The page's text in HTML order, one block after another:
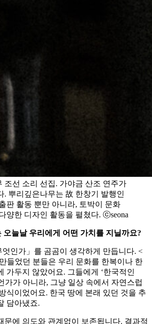
조선 소리 선집. 가야금 산조 연주가
. 뿌리깊은나무는 故 한창기 발행인
판 활동 뿐만 아니라, 토박이 문화
양한 디자인 활동을 펼쳤다. ⓒseona
오늘날 우리에게 어떤 가치를 지닐까요?
엇인가」를 곰곰이 생각하게 만듭니다. <
들었던 분들은 우리 문화를 한복이나 한
가두지 않았어요. 그들에게 ‘한국적인
가가 아니라, 그냥 일상 속에서 자연스럽
식이었어요. 한국 땅에 본래 있던 것을 추
담아냈죠.
문에 의도와 관계없이 보존됩니다. 결과적